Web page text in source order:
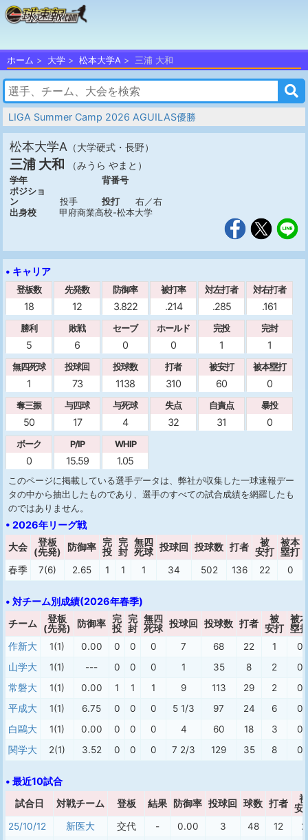
ホーム 大学 松本大学A 三浦 大和
LIGA Summer Camp 2026 AGUILAS優勝
松本大学A （大学硬式・長野）
三浦 大和 （みうら やまと）
学年
背番号
ポジショ
ン
投手 投打
右／右
出身校
甲府商業高校-松本大学
• キャリア
登板数
18
先発数
12
防御率
3.822
被打率
.214
対左打者
.285
対右打者
.161
勝利
5
敗戦
6
セーブ
0
ホールド
0
完投
1
完封
1
無四死球
1
投球回
73
投球数
1138
打者
310
被安打
60
被本塁打
0
奪三振
50
与四球
17
与死球
4
失点
32
自責点
31
暴投
0
ボーク
0
P/IP
15.59
WHIP
1.05
このページに掲載している選手データは、弊社が収集した一球速報デー
タの中から抽出したものであり、選手のすべての試合成績を網羅したも
のではありません。
• 2026年リーグ戦
大会
登板
(先発)
防御率
完
投
完
封
無四
死球 投球回 投球数 打者
被
安打
被本
塁打
春季
7(6) 2.65 1 1 1 34 502 136 22 0
• 対チーム別成績(2026年春季)
チーム
登板
(先発)
防御率
完
投
完
封
無四
死球 投球回 投球数 打者
被
安打
被
塁
作新大
1(1) 0.00 0 0 0 7 68 22 1
0
山学大
1(1) --- 0 0 0 1 35 8 2
0
常磐大
1(1) 0.00 1 1 1 9 113 29 2
0
平成大
1(1) 6.75 0 0 0 5 1/3 97 24 6
0
白鷗大
1(1) 0.00 0 0 0 4 60 18 3
0
関学大
2(1) 3.52 0 0 0 7 2/3 129 35 8 0
• 最近10試合
試合日 対戦チーム 登板 結果 防御率 投球回 球数 打者
被
安
25/10/12
新医大 交代 - 0.00 3 48 12
2